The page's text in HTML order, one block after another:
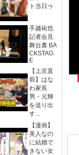
ト当日ゥ
手越祐也
記者会見
舞台裏 BA
CKSTAG
E
【上京直
前】はな
わ家長
男・元輝
を送り出
す...
【漫画】
美人なの
に結婚で
きない女